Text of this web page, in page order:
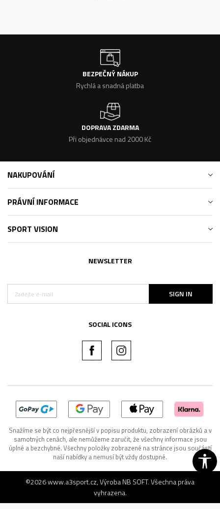
BEZPEČNÝ NÁKUP
Rychlá a snadná platba
DOPRAVA ZDARMA
Při objednávce nad 2000 Kč
NAKUPOVÁNÍ
PRÁVNÍ INFORMACE
SPORT VISION
NEWSLETTER
SIGN IN
SOCIAL ICONS
Snažíme se být co nejpřesnější v popisu produktu, zobrazení obrázků a v
samotných cenách, ale nemůžeme zaručit, že všechny informace jsou
úplné a bezchybné. Všechny položky zobrazené na stránce jsou součástí
naší nabídky a nemusí být vždy dostupné.
©2026www.a3sport.cz, VýrobaNB SOFT. Všechna práva
vyhrazena.